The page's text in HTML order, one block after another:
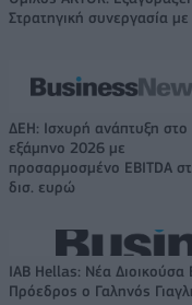
Στρατηγική συνεργασία
ΔΕΗ: Ισχυρή ανάπτυξη στο
εξάμηνο 2026 με
προσαρμοσμένο EBITDA
δισ. ευρώ
IAB Hellas: Νέα Διοικούσα
Πρόεδρος ο Γαληνός